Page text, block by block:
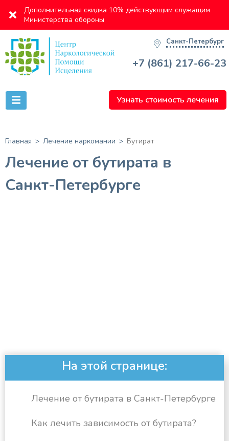
Дополнительная скидка 10% действующим служащим
Министерства обороны
Санкт-Петербург
+7 (861) 217-66-23
Узнать стоимость лечения
Главная Лечение наркомании Бутират
Лечение от бутирата в
Санкт-Петербурге
На этой странице:
Лечение от бутирата в Санкт-Петербурге
Как лечить зависимость от бутирата?